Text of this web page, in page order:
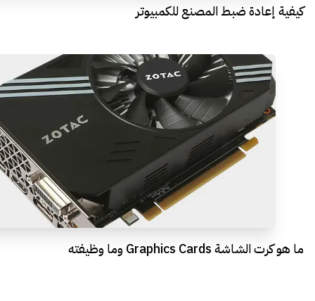
كيفية إعادة ضبط المصنع للكمبيوتر
ما هو كرت الشاشة Graphics Cards وما وظيفته